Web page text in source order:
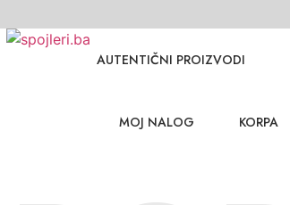
AUTENTIČNI PROIZVODI
MOJ NALOG KORPA